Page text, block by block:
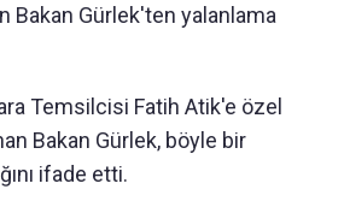
Bakan Gürlek'ten yalanlama
Temsilcisi Fatih Atik'e özel
Bakan Gürlek, böyle bir
ifade etti.